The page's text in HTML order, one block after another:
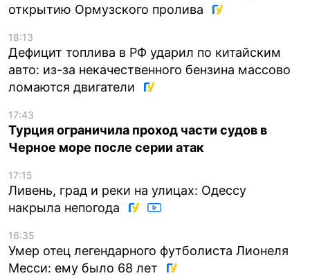
открытию Ормузского пролива
18:13
Дефицит топлива в РФ ударил по китайским
авто: из-за некачественного бензина массово
ломаются двигатели
17:43
Турция ограничила проход части судов в
Черное море после серии атак
17:15
Ливень, град и реки на улицах: Одессу
накрыла непогода
16:35
Умер отец легендарного футболиста Лионеля
Месси: ему было 68 лет